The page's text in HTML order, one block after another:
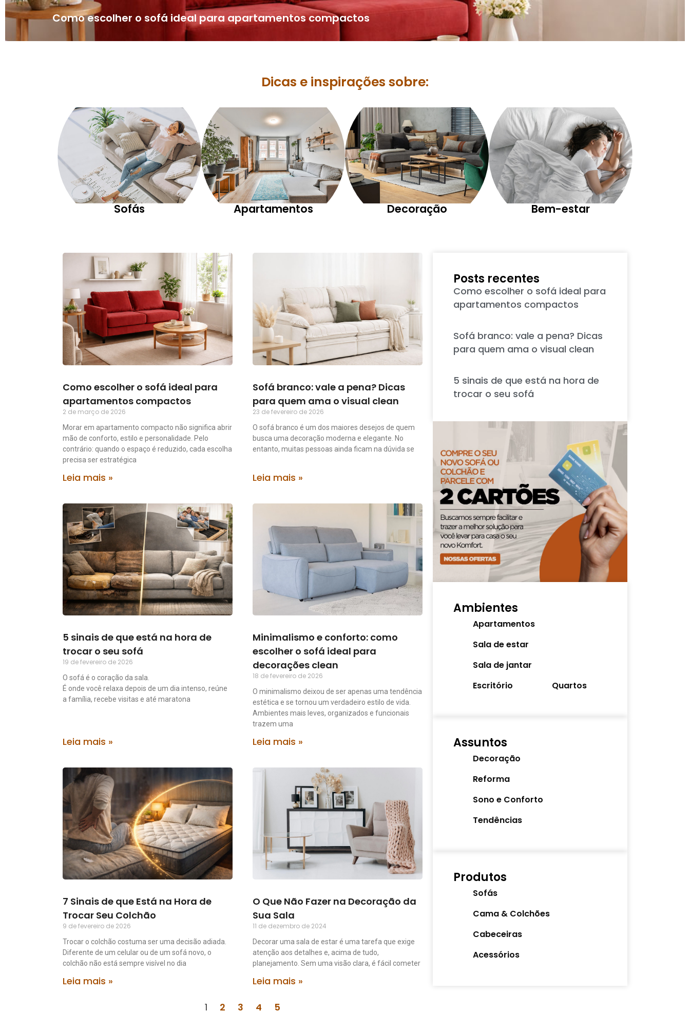
Como escolher o sofá ideal para apartamentos compactos
Dicas e inspirações sobre:
Sofás Apartamentos Decoração Bem-estar
Como escolher o sofá ideal para
apartamentos compactos
2 de março de 2026
Morar em apartamento compacto não significa abrir
mão de conforto, estilo e personalidade. Pelo
contrário: quando o espaço é reduzido, cada escolha
precisa ser estratégica
Leia mais »
Sofá branco: vale a pena? Dicas
para quem ama o visual clean
23 de fevereiro de 2026
O sofá branco é um dos maiores desejos de quem
busca uma decoração moderna e elegante. No
entanto, muitas pessoas ainda ficam na dúvida se
Leia mais »
5 sinais de que está na hora de
trocar o seu sofá
19 de fevereiro de 2026
O sofá é o coração da sala.
É onde você relaxa depois de um dia intenso, reúne
a família, recebe visitas e até maratona
Leia mais »
Minimalismo e conforto: como
escolher o sofá ideal para
decorações clean
18 de fevereiro de 2026
O minimalismo deixou de ser apenas uma tendência
estética e se tornou um verdadeiro estilo de vida.
Ambientes mais leves, organizados e funcionais
trazem uma
Leia mais »
7 Sinais de que Está na Hora de
Trocar Seu Colchão
9 de fevereiro de 2026
Trocar o colchão costuma ser uma decisão adiada.
Diferente de um celular ou de um sofá novo, o
colchão não está sempre visível no dia
Leia mais »
O Que Não Fazer na Decoração da
Sua Sala
11 de dezembro de 2024
Decorar uma sala de estar é uma tarefa que exige
atenção aos detalhes e, acima de tudo,
planejamento. Sem uma visão clara, é fácil cometer
Leia mais »
1 2 3 4 5
Posts recentes
Como escolher o sofá ideal para
apartamentos compactos
Sofá branco: vale a pena? Dicas
para quem ama o visual clean
5 sinais de que está na hora de
trocar o seu sofá
Ambientes
Apartamentos
Sala de estar
Sala de jantar
Escritório
Quartos
Assuntos
Decoração
Reforma
Sono e Conforto
Tendências
Produtos
Sofás
Cama & Colchões
Cabeceiras
Acessórios